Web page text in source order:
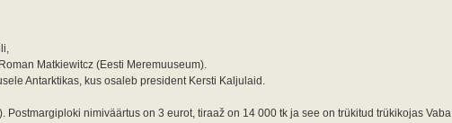
Matkiewitcz (Eesti Meremuuseum).
Antarktikas, kus osaleb president Kersti Kaljulaid.
Postmargiploki nimiväärtus on 3 eurot, tiraaž on 14 000 tk ja see on trükitud trükikojas